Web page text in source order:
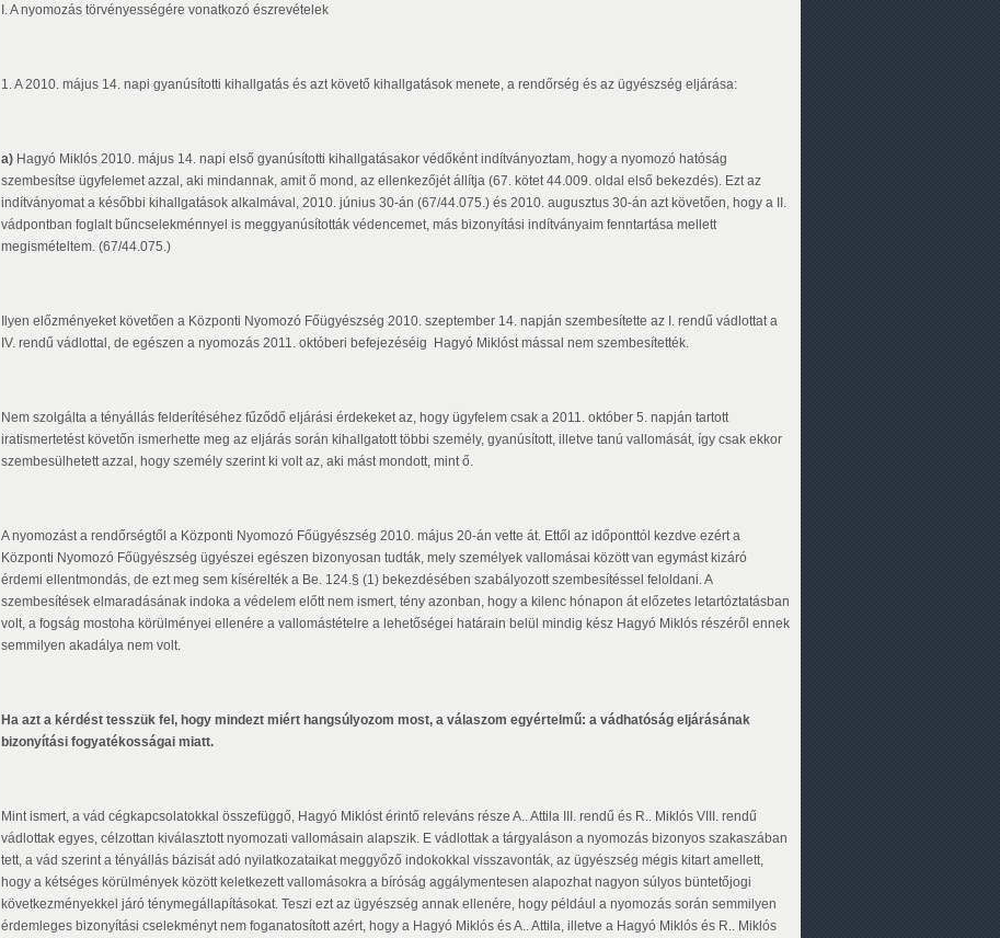
I. A nyomozás törvényességére vonatkozó észrevételek
1. A 2010. május 14. napi gyanúsítotti kihallgatás és azt követő kihallgatások menete, a rendőrség és az ügyészség eljárása:
a) Hagyó Miklós 2010. május 14. napi első gyanúsítotti kihallgatásakor védőként indítványoztam, hogy a nyomozó hatóság
szembesítse ügyfelemet azzal, aki mindannak, amit ő mond, az ellenkezőjét állítja (67. kötet 44.009. oldal első bekezdés). Ezt az
indítványomat a későbbi kihallgatások alkalmával, 2010. június 30-án (67/44.075.) és 2010. augusztus 30-án azt követően, hogy a II.
vádpontban foglalt bűncselekménnyel is meggyanúsították védencemet, más bizonyítási indítványaim fenntartása mellett
megismételtem. (67/44.075.)
Ilyen előzményeket követően a Központi Nyomozó Főügyészség 2010. szeptember 14. napján szembesítette az I. rendű vádlottat a
IV. rendű vádlottal, de egészen a nyomozás 2011. októberi befejezéséig Hagyó Miklóst mással nem szembesítették.
Nem szolgálta a tényállás felderítéséhez fűződő eljárási érdekeket az, hogy ügyfelem csak a 2011. október 5. napján tartott
iratismertetést követőn ismerhette meg az eljárás során kihallgatott többi személy, gyanúsított, illetve tanú vallomását, így csak ekkor
szembesülhetett azzal, hogy személy szerint ki volt az, aki mást mondott, mint ő.
A nyomozást a rendőrségtől a Központi Nyomozó Főügyészség 2010. május 20-án vette át. Ettől az időponttól kezdve ezért a
Központi Nyomozó Főügyészség ügyészei egészen bizonyosan tudták, mely személyek vallomásai között van egymást kizáró
érdemi ellentmondás, de ezt meg sem kísérelték a Be. 124.§ (1) bekezdésében szabályozott szembesítéssel feloldani. A
szembesítések elmaradásának indoka a védelem előtt nem ismert, tény azonban, hogy a kilenc hónapon át előzetes letartóztatásban
volt, a fogság mostoha körülményei ellenére a vallomástételre a lehetőségei határain belül mindig kész Hagyó Miklós részéről ennek
semmilyen akadálya nem volt.
Ha azt a kérdést tesszük fel, hogy mindezt miért hangsúlyozom most, a válaszom egyértelmű: a vádhatóság eljárásának
bizonyítási fogyatékosságai miatt.
Mint ismert, a vád cégkapcsolatokkal összefüggő, Hagyó Miklóst érintő releváns része A.. Attila III. rendű és R.. Miklós VIII. rendű
vádlottak egyes, célzottan kiválasztott nyomozati vallomásain alapszik. E vádlottak a tárgyaláson a nyomozás bizonyos szakaszában
tett, a vád szerint a tényállás bázisát adó nyilatkozataikat meggyőző indokokkal visszavonták, az ügyészség mégis kitart amellett,
hogy a kétséges körülmények között keletkezett vallomásokra a bíróság aggálymentesen alapozhat nagyon súlyos büntetőjogi
következményekkel járó ténymegállapításokat. Teszi ezt az ügyészség annak ellenére, hogy például a nyomozás során semmilyen
érdemleges bizonyítási cselekményt nem foganatosított azért, hogy a Hagyó Miklós és A.. Attila, illetve a Hagyó Miklós és R.. Miklós